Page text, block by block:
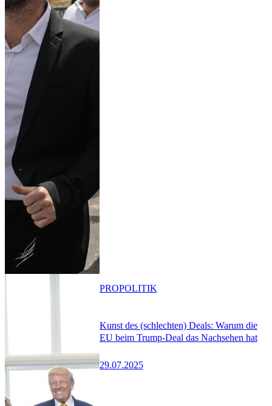
Kunst des (schlechten) Deals: Warum die
EU beim Trump-Deal das Nachsehen hat
29.07.2025
PROPOLITIK